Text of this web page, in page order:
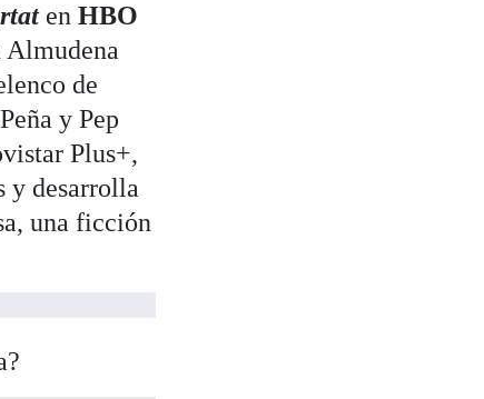
en HBO
Almudena
de
y Pep
Plus+,
y desarrolla
una ficción